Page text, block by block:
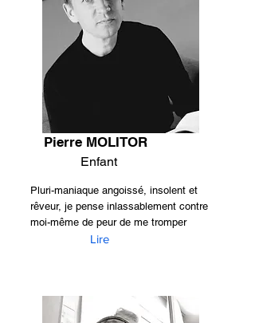
Pierre MOLITOR
Enfant
Pluri-maniaque angoissé, insolent et
rêveur, je pense inlassablement contre
moi-même de peur de me tromper
Lire